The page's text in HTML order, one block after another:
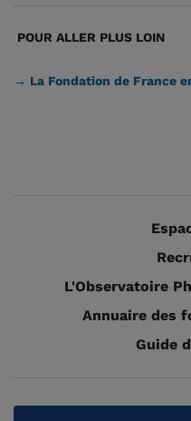
POUR ALLER PLUS LOIN
→ La Fondation de France
L'Observatoire
Annuaire des
Guide